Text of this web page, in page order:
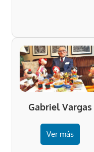
Gabriel Vargas
Ver más